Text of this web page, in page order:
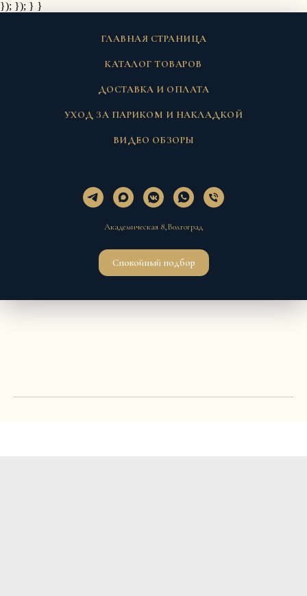
}); }); } }
ГЛАВНАЯ СТРАНИЦА
КАТАЛОГ ТОВАРОВ
ДОСТАВКА И ОПЛАТА
УХОД ЗА ПАРИКОМ И НАКЛАДКОЙ
ВИДЕО ОБЗОРЫ
Академическая 8,Волгоград
Спокойный подбор